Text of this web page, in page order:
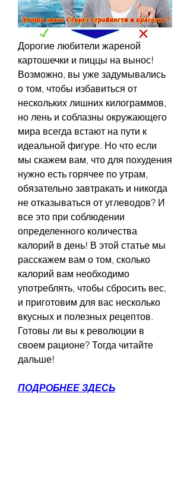
Дорогие любители жареной
картошечки и пиццы на вынос!
Возможно, вы уже задумывались
о том, чтобы избавиться от
нескольких лишних килограммов,
но лень и соблазны окружающего
мира всегда встают на пути к
идеальной фигуре. Но что если
мы скажем вам, что для похудения
нужно есть горячее по утрам,
обязательно завтракать и никогда
не отказываться от углеводов? И
все это при соблюдении
определенного количества
калорий в день! В этой статье мы
расскажем вам о том, сколько
калорий вам необходимо
употреблять, чтобы сбросить вес,
и приготовим для вас несколько
вкусных и полезных рецептов.
Готовы ли вы к революции в
своем рационе? Тогда читайте
дальше!
ПОДРОБНЕЕ ЗДЕСЬ